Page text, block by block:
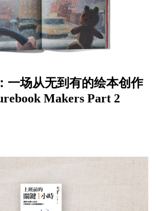
一场从无到有的绘本创作
Makers Part 2